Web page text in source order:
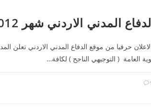
المدني الاردني شهر 1/2012 توجيهي ناجح
حرفيا من موقع الدفاع المدني الاردني تعلن
العامة ( التوجيهي الناجح ) لكافة…